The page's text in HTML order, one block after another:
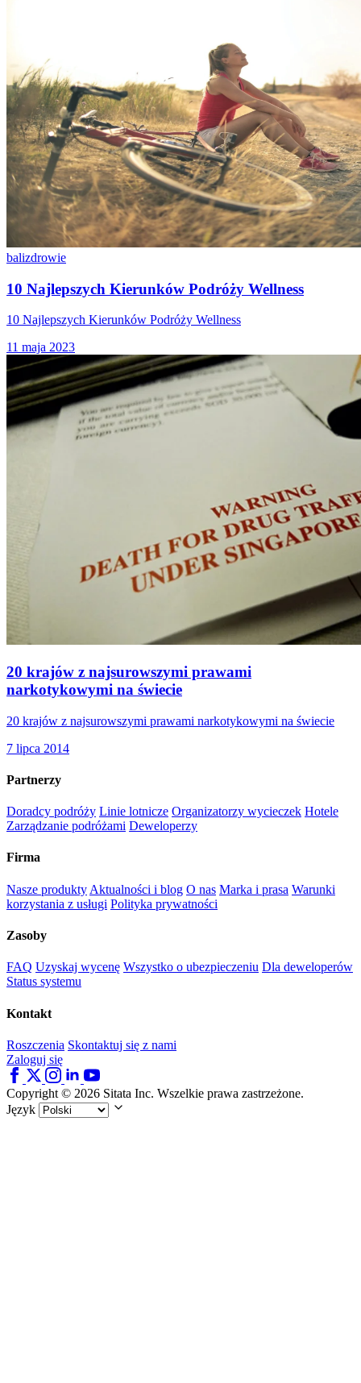
balizdrowie
10 Najlepszych Kierunków Podróży Wellness
10 Najlepszych Kierunków Podróży Wellness
11 maja 2023
20 krajów z najsurowszymi prawami
narkotykowymi na świecie
20 krajów z najsurowszymi prawami narkotykowymi na świecie
7 lipca 2014
Partnerzy
Doradcy podróży Linie lotnicze Organizatorzy wycieczek Hotele
Zarządzanie podróżami Deweloperzy
Firma
Nasze produkty Aktualności i blog O nas Marka i prasa Warunki
korzystania z usługi Polityka prywatności
Zasoby
FAQ Uzyskaj wycenę Wszystko o ubezpieczeniu Dla deweloperów
Status systemu
Kontakt
Roszczenia Skontaktuj się z nami
Zaloguj się
Copyright © 2026 Sitata Inc. Wszelkie prawa zastrzeżone.
Język